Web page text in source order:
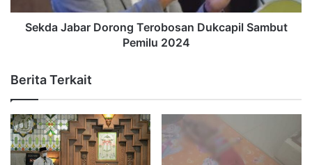
Sekda Jabar Dorong Terobosan Dukcapil Sambut
Pemilu 2024
Berita Terkait